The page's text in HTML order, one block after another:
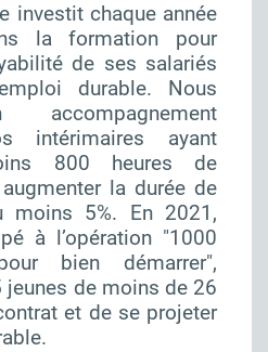
investit chaque année
la formation pour
de ses salariés
durable. Nous
intérimaires ayant
800 heures de
la durée de
moins 5%. En 2021,
à l’opération "1000
bien démarrer",
de moins de 26
et de se projeter